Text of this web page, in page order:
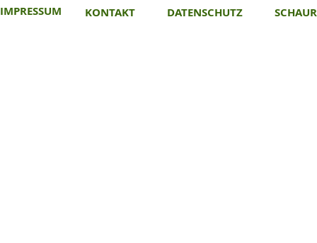
IMPRESSUM KONTAKT DATENSCHUTZ